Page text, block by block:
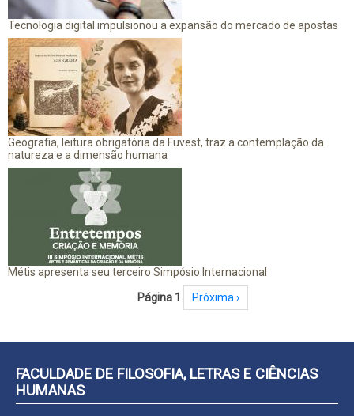
Tecnologia digital impulsionou a expansão do mercado de apostas
Geografia, leitura obrigatória da Fuvest, traz a contemplação da
natureza e a dimensão humana
Métis apresenta seu terceiro Simpósio Internacional
Página 1 Próxima página
Próxima ›
FACULDADE DE FILOSOFIA, LETRAS E CIÊNCIAS
HUMANAS